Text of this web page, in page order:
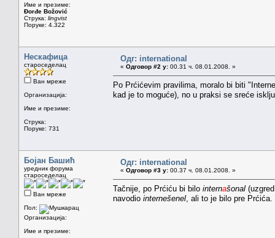
Име и презиме:
Đorđe Božović
Струка: lingvist
Поруке: 4.322
Нескафица
староседелац
Ван мреже
Организација:
Име и презиме:
Струка:
Поруке: 731
Одг: international
« Одговор #2 у: 00.31 ч. 08.01.2008. »
Po Prćićevim pravilima, moralo bi biti
kad je to moguće), no u praksi se sreće
Бојан Башић
уредник форума
староседелац
Ван мреже
Пол:
Организација:
Име и презиме:
Одг: international
« Одговор #3 у: 00.37 ч. 08.01.2008. »
Tačnije, po Prćiću bi bilo internašonal
navodio internešenel , ali to je bilo pre Prćića.